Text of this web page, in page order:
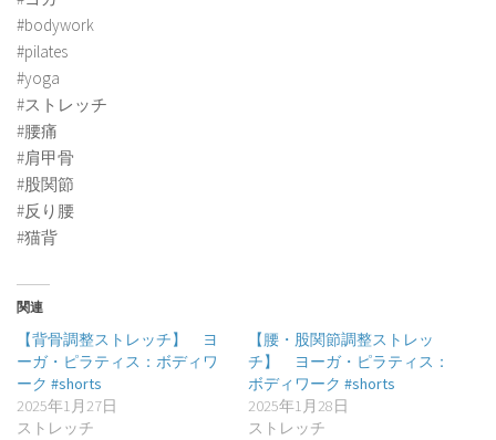
#bodywork
#pilates
#yoga
#ストレッチ
#腰痛
#肩甲骨
#股関節
#反り腰
#猫背
関連
【背骨調整ストレッチ】 ヨ
ーガ・ピラティス：ボディワ
ーク #shorts
2025年1月27日
ストレッチ
【腰・股関節調整ストレッ
チ】 ヨーガ・ピラティス：
ボディワーク #shorts
2025年1月28日
ストレッチ